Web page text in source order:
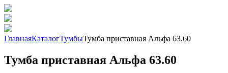
ГлавнаяКаталогТумбыТумба приставная Альфа 63.60
Тумба приставная Альфа 63.60